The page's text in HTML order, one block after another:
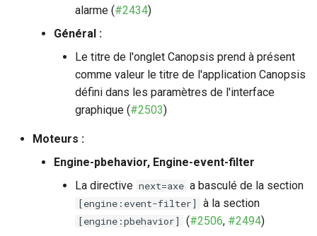
alarme (#2434)
Général :
Le titre de l'onglet Canopsis prend à présent
comme valeur le titre de l'application Canopsis
défini dans les paramètres de l'interface
graphique (#2503)
Moteurs :
Engine-pbehavior, Engine-event-filter
La directive next=axe a basculé de la section
[engine:event-filter] à la section
[engine:pbehavior] (#2506, #2494)